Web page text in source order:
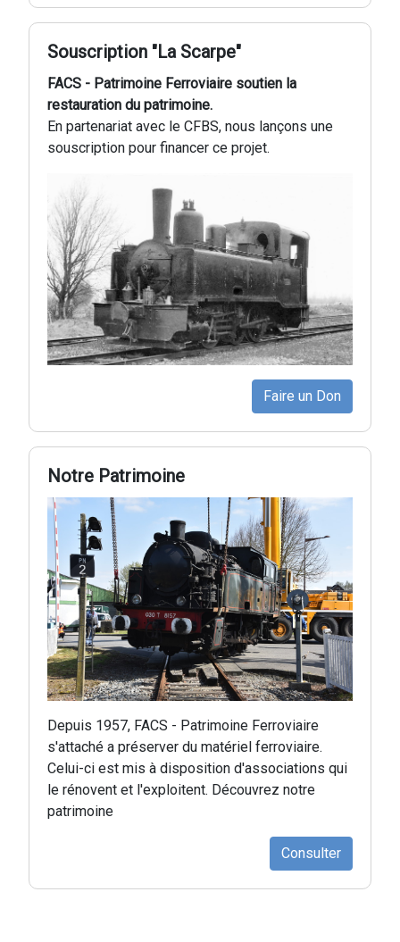
Souscription "La Scarpe"
FACS - Patrimoine Ferroviaire soutien la
restauration du patrimoine.
En partenariat avec le CFBS, nous lançons une
souscription pour financer ce projet.
Faire un Don
Notre Patrimoine
Depuis 1957, FACS - Patrimoine Ferroviaire
s'attaché a préserver du matériel ferroviaire.
Celui-ci est mis à disposition d'associations qui
le rénovent et l'exploitent. Découvrez notre
patrimoine
Consulter